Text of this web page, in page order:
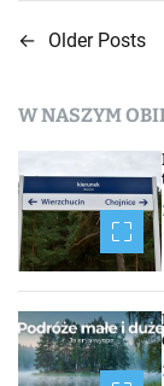
N
i
g
a
c
j
← Older Posts
W NASZYM